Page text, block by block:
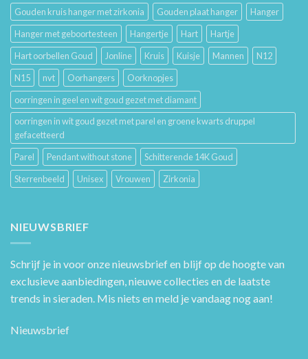
Gouden kruis hanger met zirkonia
Gouden plaat hanger
Hanger
Hanger met geboortesteen
Hangertje Hart
Hartje
Hart oorbellen Goud
Jonline Kruis Kuisje Mannen
N12
N15
nvt Oorhangers
Oorknopjes
oorringen in geel en wit goud gezet met diamant
oorringen in wit goud gezet met parel en groene kwarts druppel
gefacetteerd
Parel
Pendant without stone
Schitterende 14K Goud
Sterrenbeeld
Unisex Vrouwen Zirkonia
NIEUWSBRIEF
Schrijf je in voor onze nieuwsbrief en blijf op de hoogte van
exclusieve aanbiedingen, nieuwe collecties en de laatste
trends in sieraden. Mis niets en meld je vandaag nog aan!
Nieuwsbrief